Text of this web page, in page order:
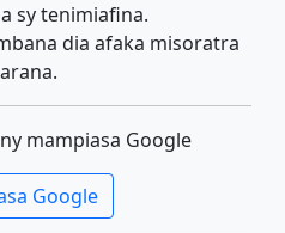
sy tenimiafina.
dia afaka misoratra
mampiasa Google
Google